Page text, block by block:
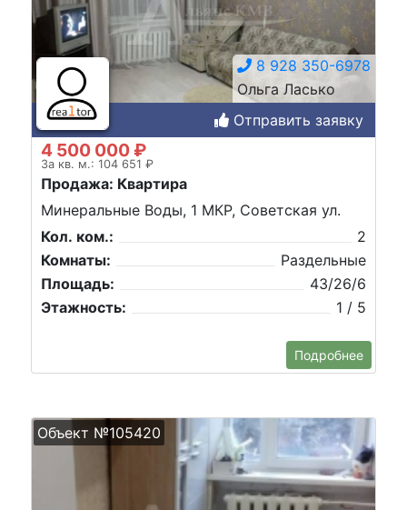
8 928 350-6978
Ольга Ласько
Отправить заявку
4 500 000 ₽
За кв. м.: 104 651 ₽
Продажа: Квартира
Минеральные Воды, 1 МКР, Советская ул.
Кол. ком.:
2
Комнаты:
Раздельные
Площадь:
43/26/6
Этажность:
1 / 5
Подробнее
Объект №105420